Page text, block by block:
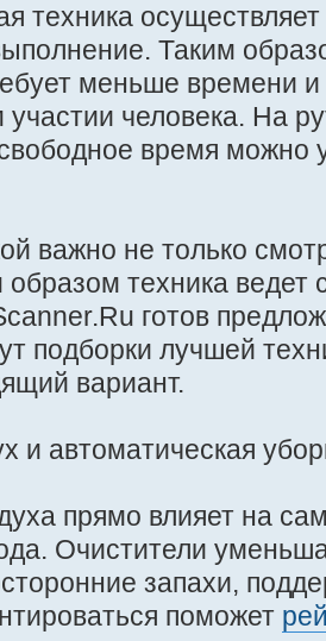
техника
Таким
меньше времени
человека. На
время можно
важно не только
образом техника ведет
готов
подборки лучшей
вариант.
и автоматическая
прямо влияет на
Очистители
запахи,
поможет